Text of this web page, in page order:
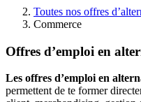
Toutes nos offres
Commerce
Offres d’emploi en
Les offres d’emploi en
permettent de te former